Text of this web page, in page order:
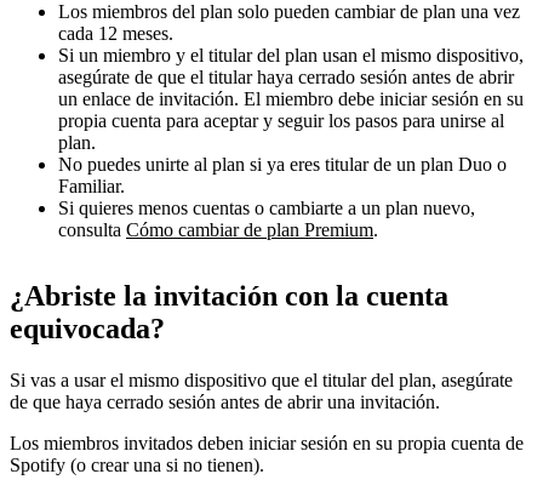
Los miembros del plan solo pueden cambiar de plan una vez
cada 12 meses.
Si un miembro y el titular del plan usan el mismo dispositivo,
asegúrate de que el titular haya cerrado sesión antes de abrir
un enlace de invitación. El miembro debe iniciar sesión en su
propia cuenta para aceptar y seguir los pasos para unirse al
plan.
No puedes unirte al plan si ya eres titular de un plan Duo o
Familiar.
Si quieres menos cuentas o cambiarte a un plan nuevo,
consulta Cómo cambiar de plan Premium.
¿Abriste la invitación con la cuenta
equivocada?
Si vas a usar el mismo dispositivo que el titular del plan, asegúrate
de que haya cerrado sesión antes de abrir una invitación.
Los miembros invitados deben iniciar sesión en su propia cuenta de
Spotify (o crear una si no tienen).